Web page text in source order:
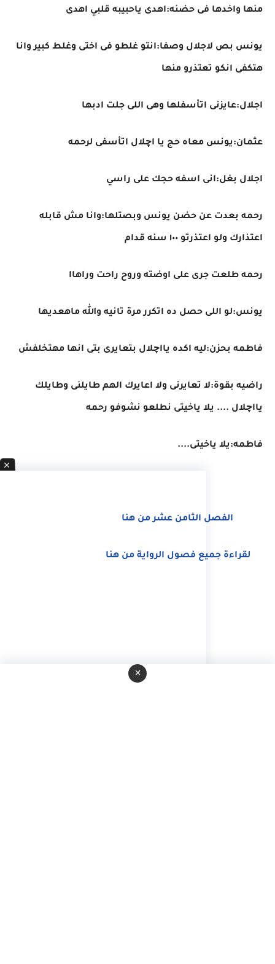
منها واخدها فى حضنه:اهدى ياحبيبه قلبي اهدى
يونس بص لاجلال وصفا:انتو غلطو فى اختى وغلط كبير وانا
هتكفى انكو تعتذرو منها
اجلال:عايزنى اتأسفلها وهى اللى جلت ادبها
عثمان:يونس معاه حج يا اچلال اتأسفى لرحمه
اجلال بغل:انى اسفه حجك على راسي
رحمه بعدت عن حضن يونس وبصتلها:وانا مش قابله
اعتذارك ولو اعتذرتو ١٠٠ سنه قدام
رحمه طلعت جرى على اوضته وروح راحت وراهاا
يونس:لو اللى حصل ده اتكرر مرة تانيه والله ماهعديها
فاطمه بحزن:ليه اكده يااچلال بتعايرى بتى انها مهتخلفش
راضيه بقوة:لا تعايرنى ولا اعايرك الهم طايلنى وطايلك
يااچلال .... يلا ياخيتى نطلعو نشوفو رحمه
فاطمه:يلا ياخيتى....
الفصل الثامن عشر من هنا
لقراءة جميع فصول الرواية من هنا
×